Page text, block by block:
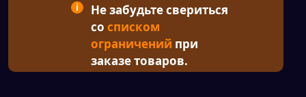
Не забудьте свериться
со списком
ограничений при
заказе товаров.
i